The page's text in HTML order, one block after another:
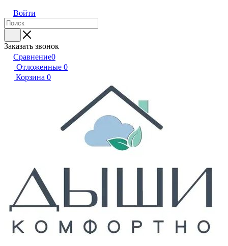
Войти
Заказать звонок
Сравнение0
Отложенные 0
Корзина 0